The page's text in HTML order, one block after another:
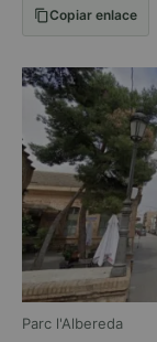
Copiar enlace
Parc l'Albereda